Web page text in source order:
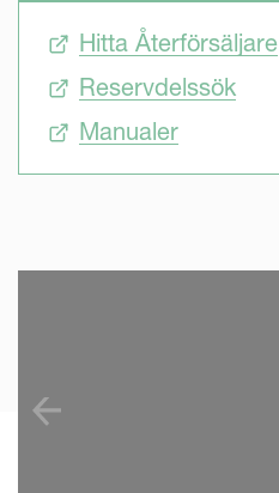
Hitta Återförsäljare
Reservdelssök
Manualer